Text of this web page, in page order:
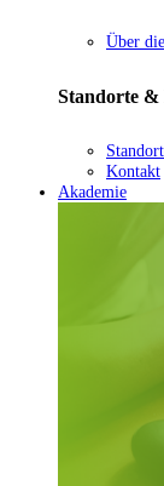
Über
Standorte
Kontakt
Akademie